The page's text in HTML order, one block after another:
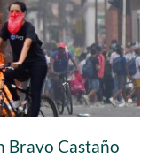
Bravo Castaño